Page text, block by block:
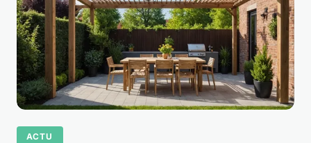
ACTU